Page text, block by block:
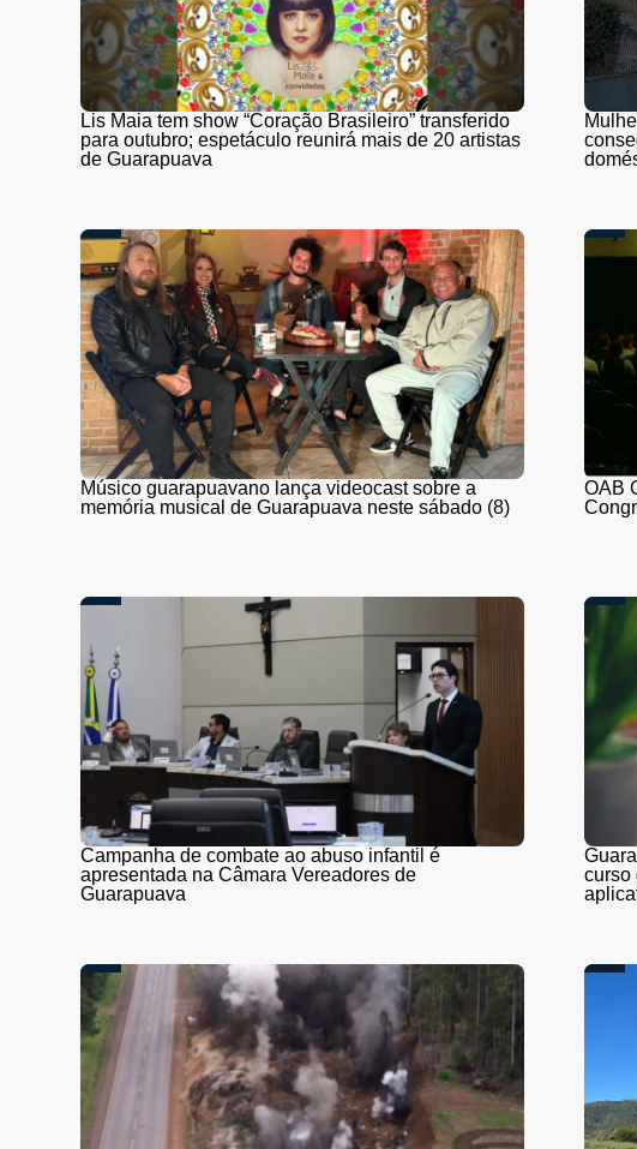
Lis Maia tem show “Coração Brasileiro” transferido
para outubro; espetáculo reunirá mais de 20 artistas
de Guarapuava
Músico guarapuavano lança videocast sobre a
memória musical de Guarapuava neste sábado (8)
OAB
Campanha de combate ao abuso infantil é
apresentada na Câmara Vereadores de
Guarapuava
curso